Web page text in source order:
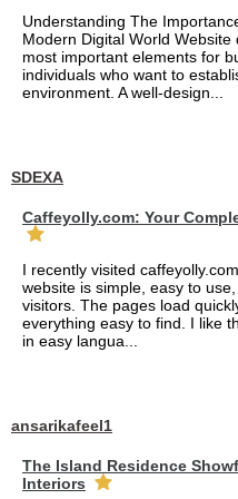
Understanding The
Modern Digital World
most important elements for
individuals who want to
environment. A well-design...
SDEXA
Caffeyolly.com: Your
I recently visited
website is simple, easy to
visitors. The pages load
everything easy to find. I like
in easy langua...
ansarikafeel1
The Island Residence
Interiors